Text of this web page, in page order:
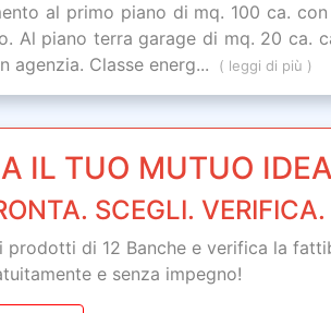
al primo piano di mq. 100 ca.
Al piano terra garage di mq. 20 ca.
Classe energ...
( leggi di più )
IL TUO MUTUO
SCEGLI. VERIFICA.
prodotti di 12 Banche e verifica la
e senza impegno!